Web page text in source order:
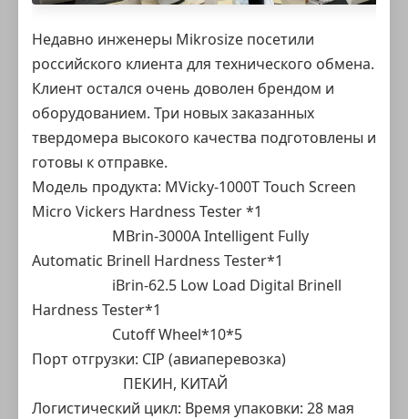
Недавно инженеры Mikrosize посетили
российского клиента для технического обмена.
Клиент остался очень доволен брендом и
оборудованием. Три новых заказанных
твердомера высокого качества подготовлены и
готовы к отправке.
Модель продукта: MVicky-1000T Touch Screen
Micro Vickers Hardness Tester*1
MBrin-3000A Intelligent Fully
Automatic Brinell Hardness Tester*1
iBrin-62.5 Low Load Digital Brinell
Hardness Tester*1
Cutoff Wheel*10*5
Порт отгрузки: CIP (авиаперевозка)
ПЕКИН, КИТАЙ
Логистический цикл: Время упаковки: 28 мая